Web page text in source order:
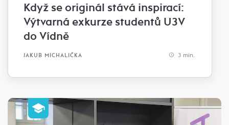
Když se originál stává inspirací:
Výtvarná exkurze studentů U3V
do Vídně
JAKUB MICHALIČKA 3 min.